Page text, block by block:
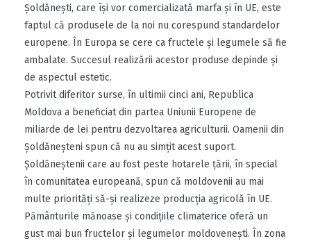
Şoldăneşti, care îşi vor comercializată marfa şi în UE, este
faptul că produsele de la noi nu corespund standardelor
europene. În Europa se cere ca fructele şi legumele să fie
ambalate. Succesul realizării acestor produse depinde şi
de aspectul estetic.
Potrivit diferitor surse, în ultimii cinci ani, Republica
Moldova a beneficiat din partea Uniunii Europene de
miliarde de lei pentru dezvoltarea agriculturii. Oamenii din
Şoldăneşteni spun că nu au simţit acest suport.
Şoldăneştenii care au fost peste hotarele ţării, în special
în comunitatea europeană, spun că moldovenii au mai
multe priorităţi să-şi realizeze producţia agricolă în UE.
Pământurile mănoase şi condiţiile climaterice oferă un
gust mai bun fructelor şi legumelor moldoveneşti. În zona